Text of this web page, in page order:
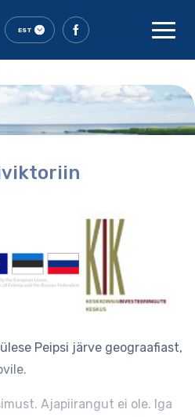
EST
Peipsi järve geograafiast,
Ajapiirangut ei ole. Iga